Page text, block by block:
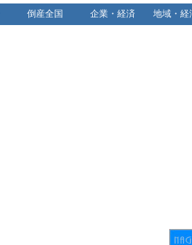
倒産全国 企業・経済 地域・経